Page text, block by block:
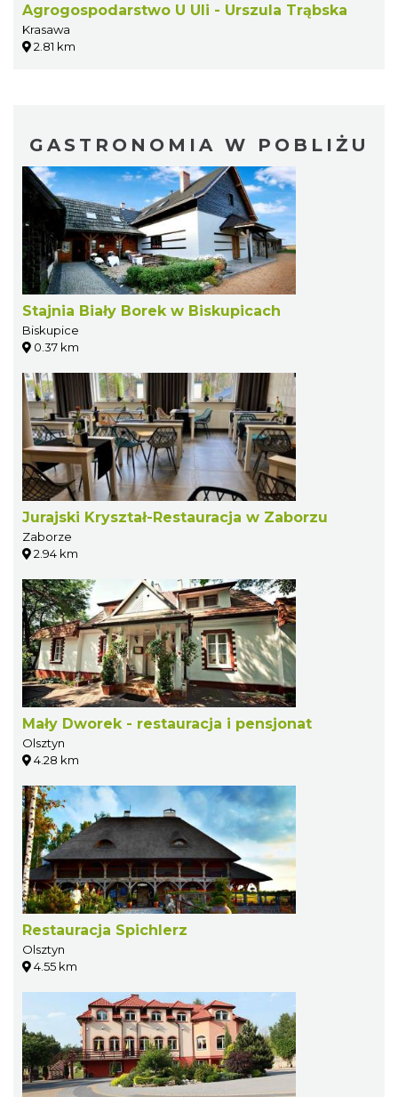
Agrogospodarstwo U Uli - Urszula Trąbska
Krasawa
2.81 km
GASTRONOMIA W POBLIŻU
Stajnia Biały Borek w Biskupicach
Biskupice
0.37 km
Jurajski Kryształ-Restauracja w Zaborzu
Zaborze
2.94 km
Mały Dworek - restauracja i pensjonat
Olsztyn
4.28 km
Restauracja Spichlerz
Olsztyn
4.55 km